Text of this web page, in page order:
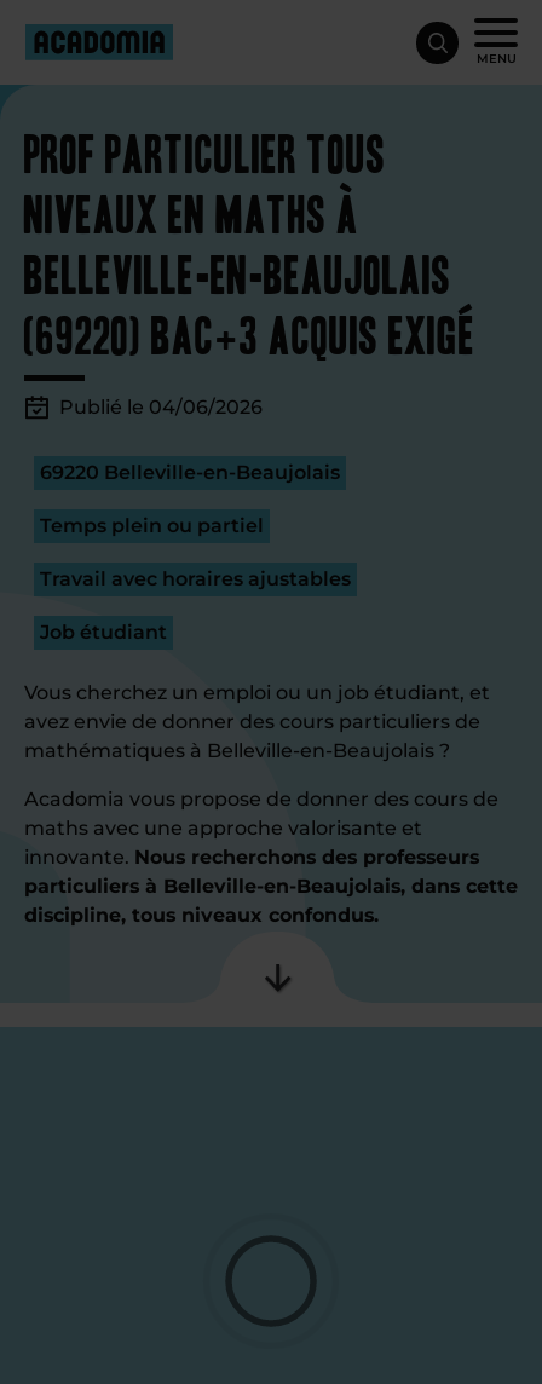
MENU
Prof particulier tous
niveaux en maths à
Belleville-en-Beaujolais
(69220) Bac+3 acquis exigé
Publié le 04/06/2026
69220 Belleville-en-Beaujolais
Temps plein ou partiel
Travail avec horaires ajustables
Job étudiant
Vous cherchez un emploi ou un job étudiant, et
avez envie de donner des cours particuliers de
mathématiques à Belleville-en-Beaujolais ?
Acadomia vous propose de donner des cours de
maths avec une approche valorisante et
innovante. Nous recherchons des professeurs
particuliers à Belleville-en-Beaujolais, dans cette
discipline, tous niveaux confondus.